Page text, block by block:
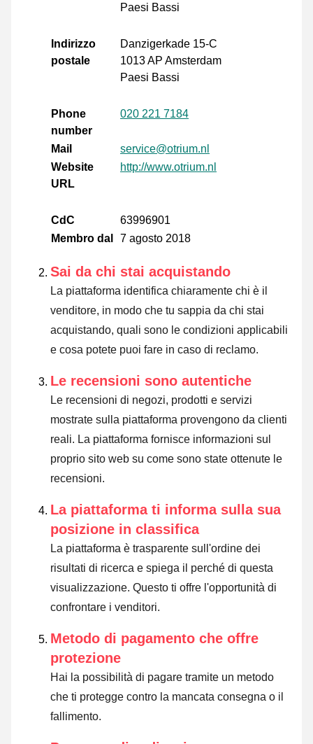
Paesi Bassi
Indirizzo
postale
Danzigerkade 15-C
1013 AP Amsterdam
Paesi Bassi
Phone
number
020 221 7184
Mail
service@otrium.nl
Website
URL
http://www.otrium.nl
CdC
63996901
Membro dal
7 agosto 2018
Sai da chi stai acquistando
La piattaforma identifica chiaramente chi è il
venditore, in modo che tu sappia da chi stai
acquistando, quali sono le condizioni applicabili
e cosa potete puoi fare in caso di reclamo.
Le recensioni sono autentiche
Le recensioni di negozi, prodotti e servizi
mostrate sulla piattaforma provengono da clienti
reali. La piattaforma fornisce informazioni sul
proprio sito web su come sono state ottenute le
recensioni.
La piattaforma ti informa sulla sua
posizione in classifica
La piattaforma è trasparente sull'ordine dei
risultati di ricerca e spiega il perché di questa
visualizzazione. Questo ti offre l'opportunità di
confrontare i venditori.
Metodo di pagamento che offre
protezione
Hai la possibilità di pagare tramite un metodo
che ti protegge contro la mancata consegna o il
fallimento.